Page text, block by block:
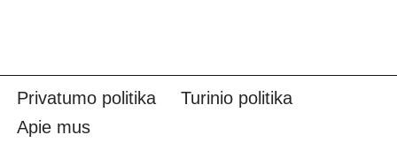
Privatumo politika
Turinio politika
Apie mus